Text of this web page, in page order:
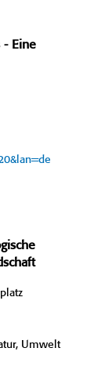
- Eine
Umwelt